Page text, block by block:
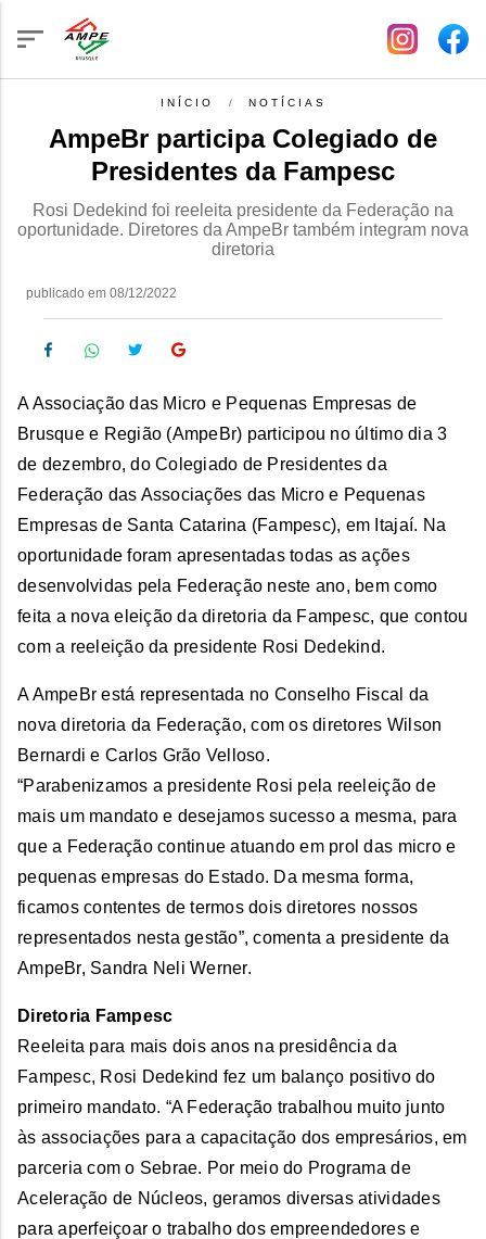
INÍCIO NOTÍCIAS
AmpeBr participa Colegiado de
Presidentes da Fampesc
Rosi Dedekind foi reeleita presidente da Federação na
oportunidade. Diretores da AmpeBr também integram nova
diretoria
publicado em 08/12/2022
A Associação das Micro e Pequenas Empresas de
Brusque e Região (AmpeBr) participou no último dia 3
de dezembro, do Colegiado de Presidentes da
Federação das Associações das Micro e Pequenas
Empresas de Santa Catarina (Fampesc), em Itajaí. Na
oportunidade foram apresentadas todas as ações
desenvolvidas pela Federação neste ano, bem como
feita a nova eleição da diretoria da Fampesc, que contou
com a reeleição da presidente Rosi Dedekind.
A AmpeBr está representada no Conselho Fiscal da
nova diretoria da Federação, com os diretores Wilson
Bernardi e Carlos Grão Velloso.
“Parabenizamos a presidente Rosi pela reeleição de
mais um mandato e desejamos sucesso a mesma, para
que a Federação continue atuando em prol das micro e
pequenas empresas do Estado. Da mesma forma,
ficamos contentes de termos dois diretores nossos
representados nesta gestão”, comenta a presidente da
AmpeBr, Sandra Neli Werner.
Diretoria Fampesc
Reeleita para mais dois anos na presidência da
Fampesc, Rosi Dedekind fez um balanço positivo do
primeiro mandato. “A Federação trabalhou muito junto
às associações para a capacitação dos empresários, em
parceria com o Sebrae. Por meio do Programa de
Aceleração de Núcleos, geramos diversas atividades
para aperfeiçoar o trabalho dos empreendedores e